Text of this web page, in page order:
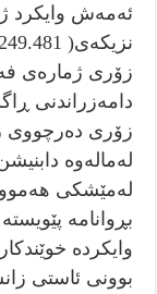
ئەمەش وایکرد
زۆری ژمارەی
دامەزراندنی
زۆری دەرچووی
لەمالەوە
لەمێشکی هەموو
بڕوانامە
وایکردە
بوونی ئاستی